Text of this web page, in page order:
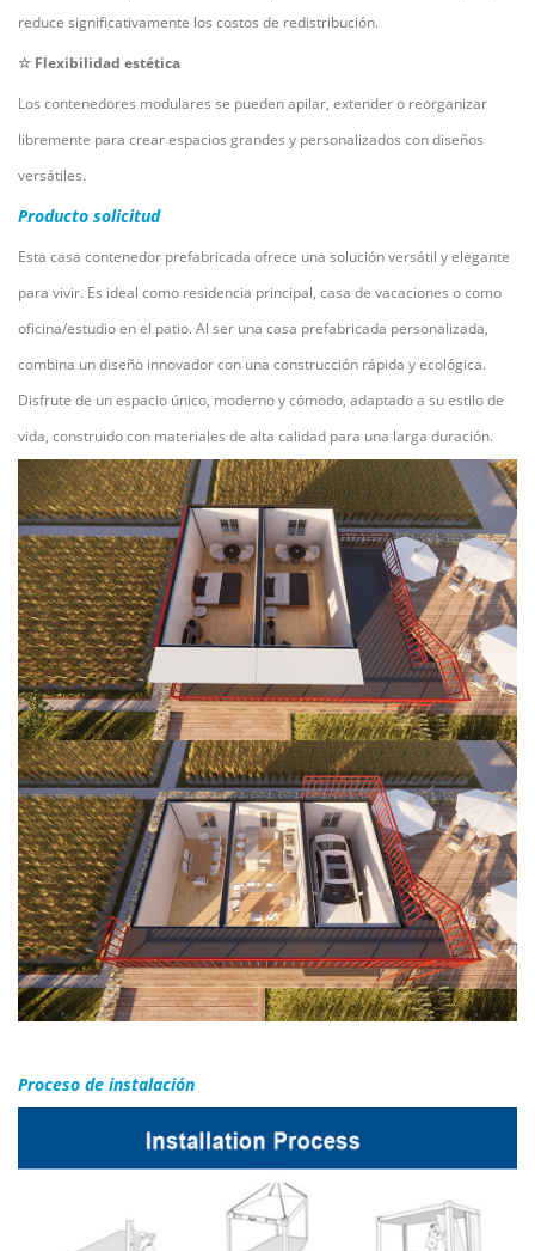
reduce significativamente los costos de redistribución.
☆ Flexibilidad estética
Los contenedores modulares se pueden apilar, extender o reorganizar
libremente para crear espacios grandes y personalizados con diseños
versátiles.
Producto solicitud
Esta casa contenedor prefabricada ofrece una solución versátil y elegante
para vivir. Es ideal como residencia principal, casa de vacaciones o como
oficina/estudio en el patio. Al ser una casa prefabricada personalizada,
combina un diseño innovador con una construcción rápida y ecológica.
Disfrute de un espacio único, moderno y cómodo, adaptado a su estilo de
vida, construido con materiales de alta calidad para una larga duración.
Proceso de instalación